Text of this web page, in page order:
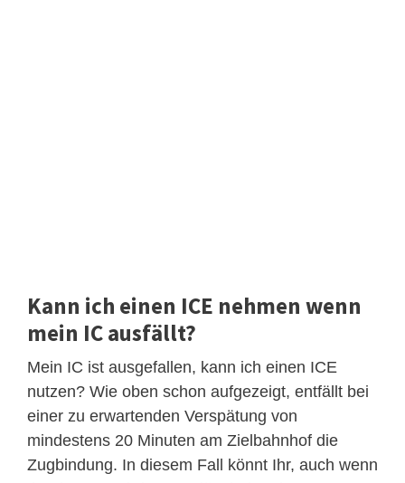
Kann ich einen ICE nehmen wenn
mein IC ausfällt?
Mein IC ist ausgefallen, kann ich einen ICE
nutzen? Wie oben schon aufgezeigt, entfällt bei
einer zu erwartenden Verspätung von
mindestens 20 Minuten am Zielbahnhof die
Zugbindung. In diesem Fall könnt Ihr, auch wenn